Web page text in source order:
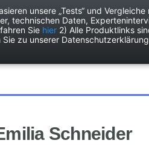
Heimwerken Services
Schneider
unsere „Tests“ und Vergleiche
technischen Daten,
Sie hier 2) Alle Produktlinks
Sie zu unserer